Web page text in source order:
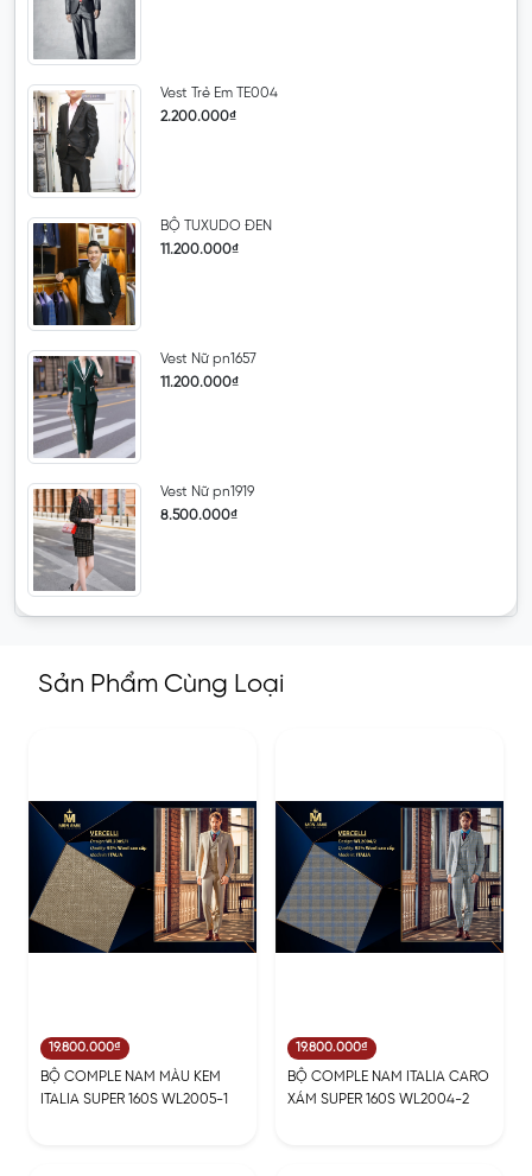
Vest Trẻ Em TE004
2.200.000₫
BỘ TUXUDO ĐEN
11.200.000₫
Vest Nữ pn1657
11.200.000₫
Vest Nữ pn1919
8.500.000₫
Sản Phẩm Cùng Loại
19.800.000₫
BỘ COMPLE NAM MÀU KEM
ITALIA SUPER 160S WL2005-1
19.800.000₫
BỘ COMPLE NAM ITALIA CARO
XÁM SUPER 160S WL2004-2